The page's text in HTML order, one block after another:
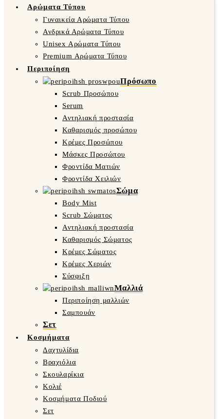
Αρώματα Τύπου
Γυναικεία Αρώματα Τύπου
Ανδρικά Αρώματα Τύπου
Unisex Αρώματα Τύπου
Premium Αρώματα Τύπου
Περιποίηση
Πρόσωπο
Scrub Προσώπου
Serum
Αντηλιακή προστασία
Καθαρισμός προσώπου
Κρέμες Προσώπου
Μάσκες Προσώπου
Φροντίδα Ματιών
Φροντίδα Χειλιών
Σώμα
Body Mist
Scrub Σώματος
Αντηλιακή προστασία
Καθαρισμός Σώματος
Κρέμες Σώματος
Κρέμες Χεριών
Σύσφιξη
Μαλλιά
Περιποίηση μαλλιών
Σαμπουάν
Σετ
Κοσμήματα
Δαχτυλίδια
Βραχιόλια
Σκουλαρίκια
Κολιέ
Κοσμήματα Ποδιού
Σετ